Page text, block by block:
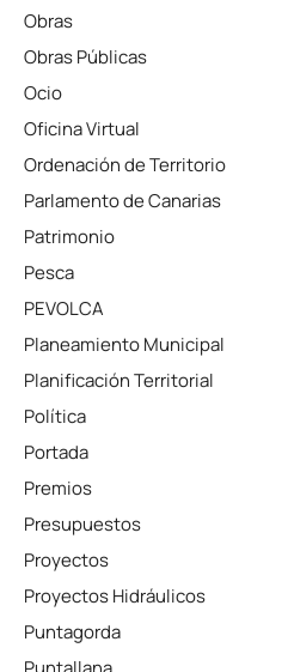
Obras
Obras Públicas
Ocio
Oficina Virtual
Ordenación de Territorio
Parlamento de Canarias
Patrimonio
Pesca
PEVOLCA
Planeamiento Municipal
Planificación Territorial
Política
Portada
Premios
Presupuestos
Proyectos
Proyectos Hidráulicos
Puntagorda